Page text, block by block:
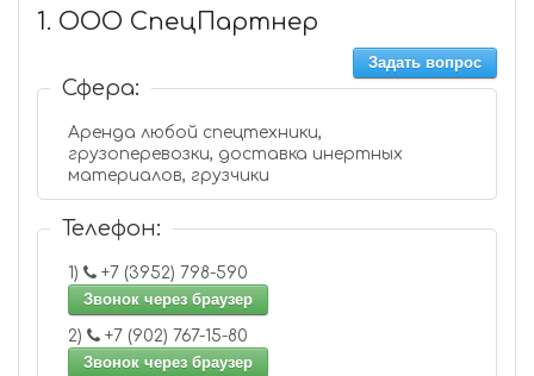
1. ООО СпецПартнер
Задать вопрос
Сфера:
Аренда любой спецтехники,
грузоперевозки, доставка инертных
материалов, грузчики
Телефон:
1)
+7 (3952) 798-590
Звонок через браузер
2)
+7 (902) 767-15-80
Звонок через браузер